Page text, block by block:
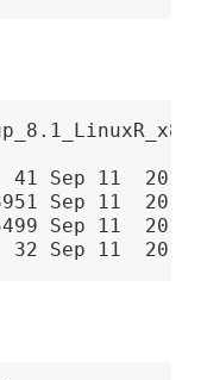
Sep 11  2017
Sep 11
Sep 11  2017
Sep 11  2017